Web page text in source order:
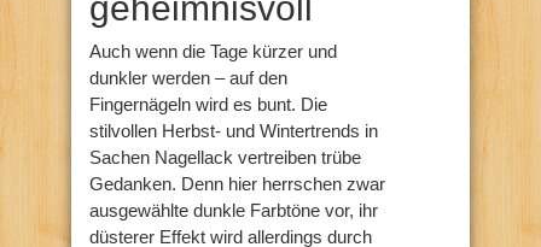
Auch wenn die Tage kürzer und
dunkler werden – auf den
Fingernägeln wird es bunt. Die
stilvollen Herbst- und Wintertrends in
Sachen Nagellack vertreiben trübe
Gedanken. Denn hier herrschen zwar
ausgewählte dunkle Farbtöne vor, ihr
düsterer Effekt wird allerdings durch